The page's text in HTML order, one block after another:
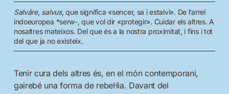
Salvāre, salvus, que significa «sencer, sa i estalvi». De l’arrel
indoeuropea *serw-, que vol dir «protegir». Cuidar els altres. A
nosaltres mateixos. Del que és a la nostra proximitat, i fins i tot
del que ja no existeix.
Tenir cura dels altres és, en el món contemporani,
gairebé una forma de rebel·lia. Davant del